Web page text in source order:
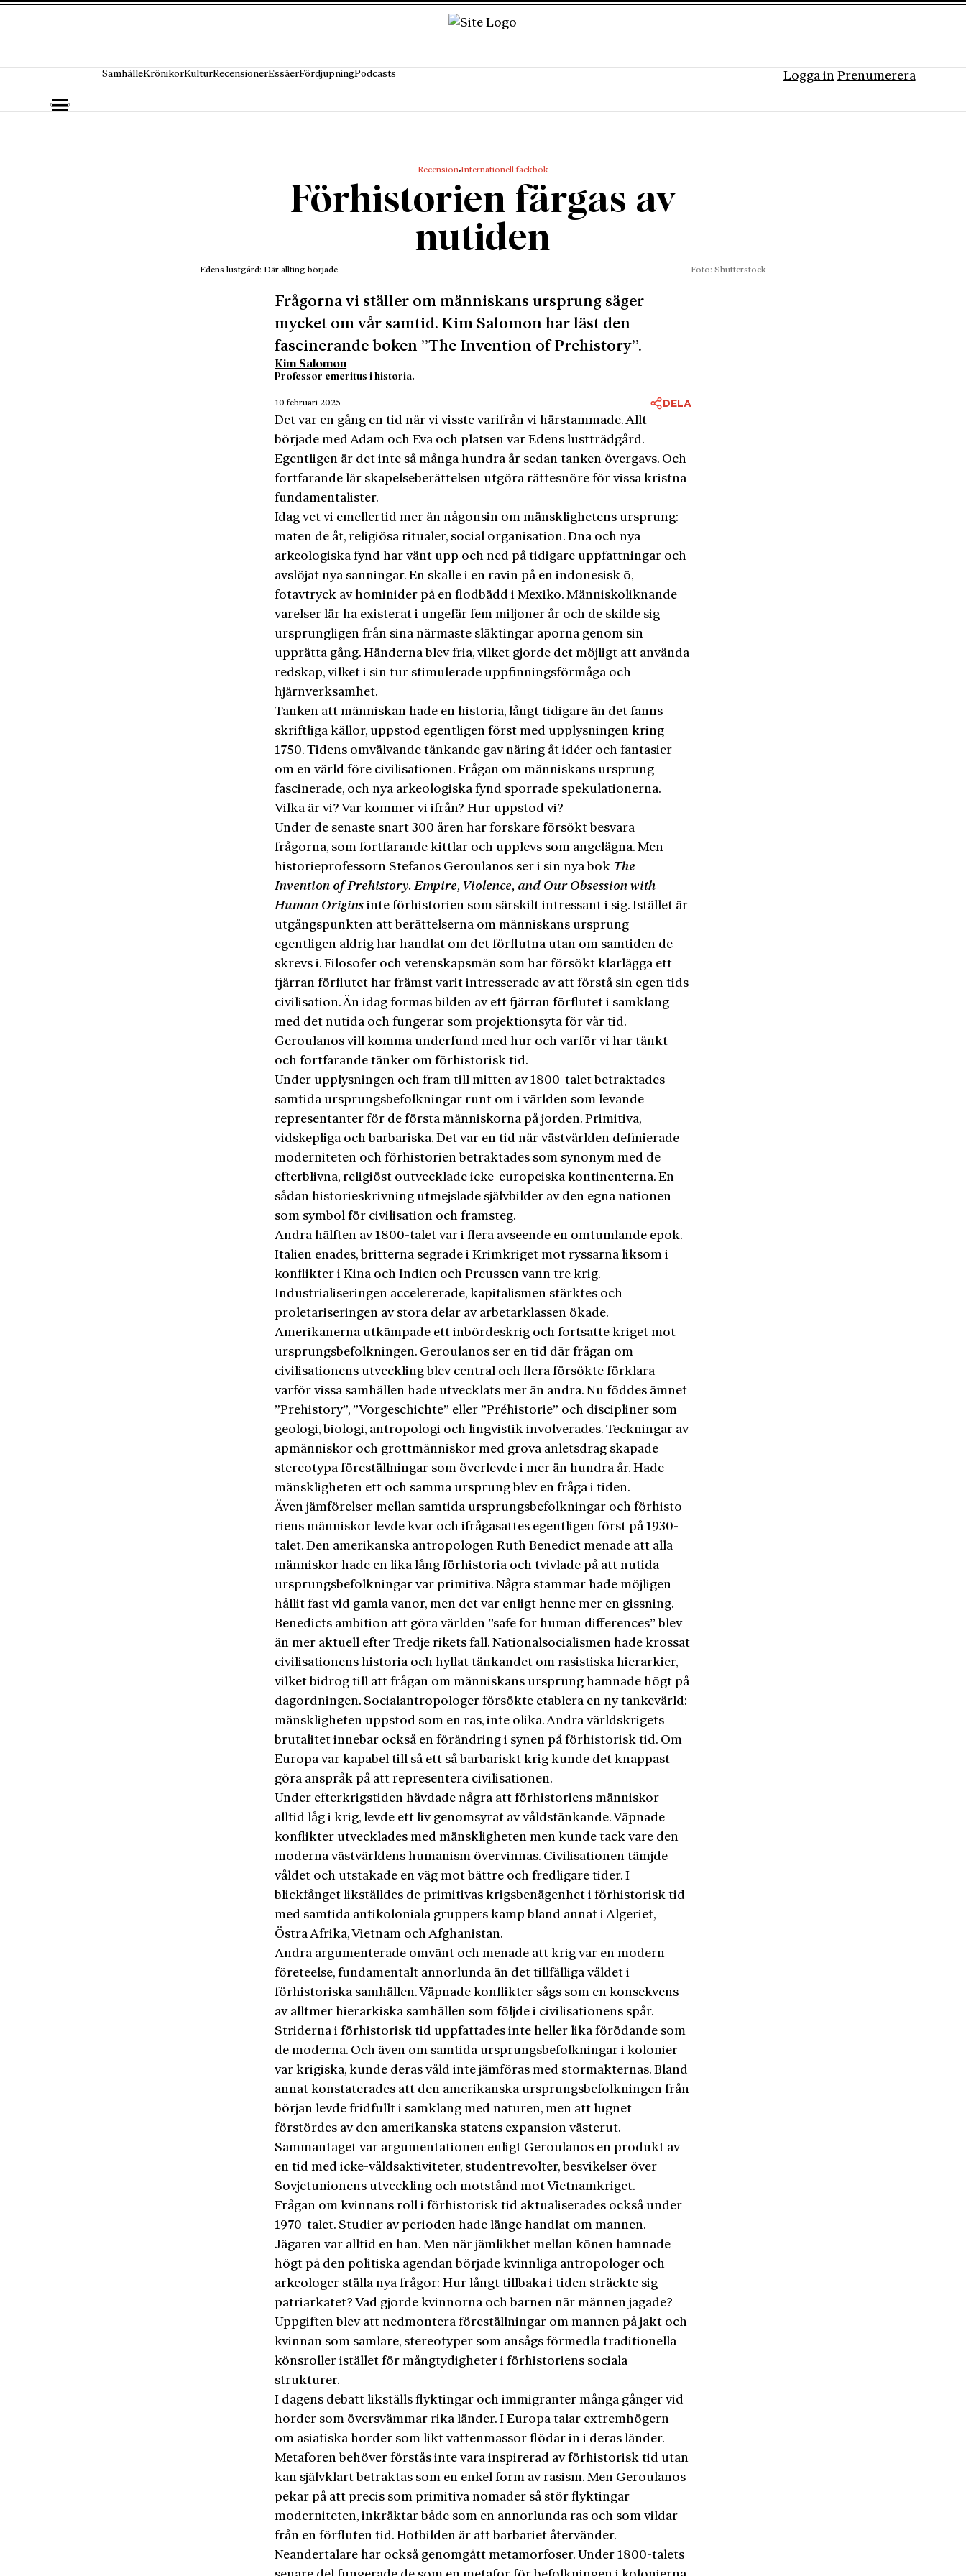
SamhälleKrönikorKulturRecensionerEssäerFördjupningPodcasts Logga in Prenumerera
Recension Internationell fackbok
Förhistorien färgas av
nutiden
Edens lustgård: Där allting började. Foto: Shutterstock
Frågorna vi ställer om människans ursprung säger
mycket om vår samtid. Kim Salomon har läst den
fascinerande boken ”The Invention of Prehistory”.
Kim Salomon
Professor emeritus i historia.
10 februari 2025 DELA
Det var en gång en tid när vi viss­te varifrån vi härstammade. Allt
började med Adam och Eva och platsen var Edens lustträdgård.
Egentligen är det inte så många hundra år sedan tanken övergavs. Och
fortfarande lär skapelseberättelsen utgöra rättesnöre för vissa kristna
fundamentalister.
Idag vet vi emellertid mer än någonsin om mänsklighetens ursprung:
maten de åt, religiösa ritualer, social organisation. Dna och nya
arkeologiska fynd har vänt upp och ned på tidigare uppfattningar och
avslöjat nya sanningar. En skalle i en ravin på en indonesisk ö,
fotavtryck av hominider på en flodbädd i Mexiko. Människoliknande
varelser lär ha existerat i ungefär fem miljoner år och de skilde sig
ursprungligen från sina närmaste släktingar aporna genom sin
upprätta gång. Händerna blev fria, vilket gjorde det möjligt att använda
redskap, vilket i sin tur stimulerade uppfinningsförmåga och
hjärnverksamhet.
Tanken att människan hade en historia, långt tidigare än det fanns
skriftliga källor, uppstod egentligen först med upplysningen kring
1750. Tidens omvälvande tänkande gav näring åt idéer och fantasier
om en värld före civilisationen. Frågan om människans ursprung
fascinerade, och nya arkeologiska fynd sporrade spekulationerna.
Vilka är vi? Var kommer vi ifrån? Hur uppstod vi?
Under de senaste snart 300 åren har forskare försökt besvara
frågorna, som fortfarande kittlar och upplevs som angelägna. Men
historieprofessorn Stefanos Geroulanos ser i sin nya bok The
Invention of Prehistory. Empire, Violence,­ and Our Obsession with
Human Origins inte förhistorien som särskilt intressant i sig. Istället är
utgångspunkten att berättelserna om människans ursprung
egentligen aldrig har handlat om det förflutna utan om samtiden de
skrevs i. Filosofer och vetenskapsmän som har försökt klarlägga ett
fjärran förflutet har främst varit intresserade av att förstå sin egen tids
civilisation. Än idag formas bilden av ett fjärran förflutet i samklang
med det nutida och fungerar som projektionsyta för vår tid.
Geroulanos vill komma underfund med hur och varför vi har tänkt
och fortfarande tänker om förhistorisk tid.
Under upplysningen och fram till mitten av 1800-talet betraktades
samtida ursprungsbefolkningar runt om i världen som levande
representanter för de första människorna på jorden. Primitiva,
vidskepliga och barbariska. Det var en tid när västvärlden definierade
moderniteten och förhistorien betraktades som synonym med de
efterblivna, religiöst outvecklade icke-europeiska kontinenterna. En
sådan historieskrivning utmejslade självbilder av den egna nationen
som symbol för civilisation och framsteg.
Andra hälften av 1800-talet var i flera avseende en omtumlande epok.
Italien enades, britterna segrade i Krimkriget mot ryssarna liksom i
konflikter i Kina och Indien och Preussen vann tre krig.
Industrialiseringen accelererade, kapitalismen stärktes och
proletariseringen av stora delar av arbetarklassen ökade.
Amerikanerna utkämpade ett inbördeskrig och fortsatte kriget mot
ursprungsbefolkningen. Geroulanos ser en tid där frågan om
civilisationens utveckling blev central och flera försökte förklara
varför vissa samhällen hade utvecklats mer än andra. Nu föddes ämnet
”Prehistory”, ”Vor­geschichte” eller ”Préhistorie” och discipliner som
geologi, biologi, antropologi och lingvistik involverades. Teckningar av
apmänniskor och grottmänni­skor med grova anletsdrag skapade
stereotypa föreställningar som överlevde i mer än hundra år. Hade
mänskligheten ett och samma ursprung blev en fråga i tiden.
Även jämförelser mellan samtida ursprungsbefolkningar och förhi­sto­
riens människor levde kvar och ifrågasattes egentligen först på 1930-
talet. Den amerikanska antropologen Ruth Benedict menade att alla
människor hade en lika lång förhistoria och tvivlade på att nutida
ursprungsbefolkningar var primitiva. Några stammar hade möjligen
hållit fast vid gamla vanor, men det var enligt henne mer en gissning.
Benedicts ambition att göra världen ”safe for human differences” blev
än mer aktuell efter Tredje rikets fall. Nationalsocialismen hade krossat
civilisationens historia och hyllat tänkandet om rasistiska hierarkier,
vilket bidrog till att frågan om människans ursprung hamnade högt på
dagordningen. Social­antropologer försökte etablera en ny tankevärld:
mänskligheten uppstod som en ras, inte olika. Andra världskrigets
brutalitet innebar också en förändring i synen på förhistorisk tid. Om
Europa var kapabel till så ett så barbariskt krig kunde det knappast
göra anspråk på att representera civilisationen.
Under efterkrigstiden hävdade några att förhistoriens människor
alltid låg i krig, levde ett liv genomsyrat av våldstänkande. Väpnade
konflikter utvecklades med mänskligheten men kunde tack vare den
moderna västvärldens humanism övervinnas. Civilisationen tämjde
våldet och utstakade en väg mot bättre och fredligare tider. I
blickfånget likställdes de primitivas krigsbenägenhet i förhistorisk tid
med samtida antikoloniala gruppers kamp bland annat i Algeriet,
Östra Afrika, Vietnam och Afghanistan.
Andra argumenterade omvänt och menade att krig var en modern
företeelse, fundamentalt annorlunda än det tillfälliga våldet i
förhistoriska samhällen. Väpnade konflikter sågs som en konsekvens
av alltmer hierarkiska samhällen som följde i civilisationens spår.
Striderna i förhistorisk tid uppfattades inte heller lika förödande som
de moderna. Och även om samtida ursprungsbefolkningar i kolonier
var krigiska, kunde deras våld inte jämföras med stormakternas. Bland
annat konstaterades att den amerikans­ka ursprungsbefolkningen från
början levde fridfullt i samklang med naturen, men att lugnet
förstördes av den amerikanska statens expansion västerut.
Sammantaget var argumentationen enligt Geroulanos en produkt av
en tid med icke-våldsaktiviteter, studentrevolter, besvikelser över
Sovjetunionens utveckling och motstånd mot Vietnamkriget.
Frågan om kvinnans roll i förhistorisk tid aktualiserades också under
1970-talet. Studier av perioden hade länge handlat om mannen.
Jägaren var alltid en han. Men när jämlikhet mellan könen hamnade
högt på den politiska agendan började kvinnliga antropologer och
arkeologer ställa nya frågor: Hur långt tillbaka i tiden sträckte sig
patriarka­tet? Vad gjorde kvinnorna och barnen när männen jagade?
Uppgiften blev att nedmontera föreställningar om mannen på jakt och
kvinnan som samlare, stereotyper som ansågs förmedla traditionella
könsroller istället för mångtydigheter i förhistoriens sociala
strukturer.
I dagens debatt likställs flyktingar och immigranter många gånger vid
horder som översvämmar rika länder. I Europa talar extremhögern
om asiatiska horder som likt vattenmassor flödar in i deras länder.
Metaforen behöver förstås inte vara inspirerad av förhistorisk tid utan
kan självklart betraktas som en enkel form av rasism. Men Geroulanos
pekar på att precis som primitiva nomader så stör flyktingar
moderniteten, inkräktar både som en annorlunda ras och som vildar
från en förfluten tid. Hotbilden är att barbariet återvänder.
Neandertalare har också genomgått metamorfoser. Under 1800-talets